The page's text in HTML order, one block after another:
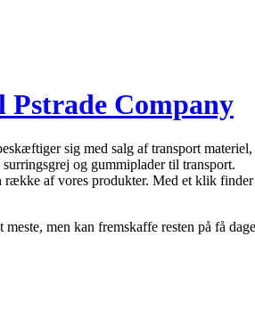
Pstrade Company
sig med salg af transport
og gummiplader til transport.
række af vores produkter. Med et klik
meste, men kan fremskaffe resten på få